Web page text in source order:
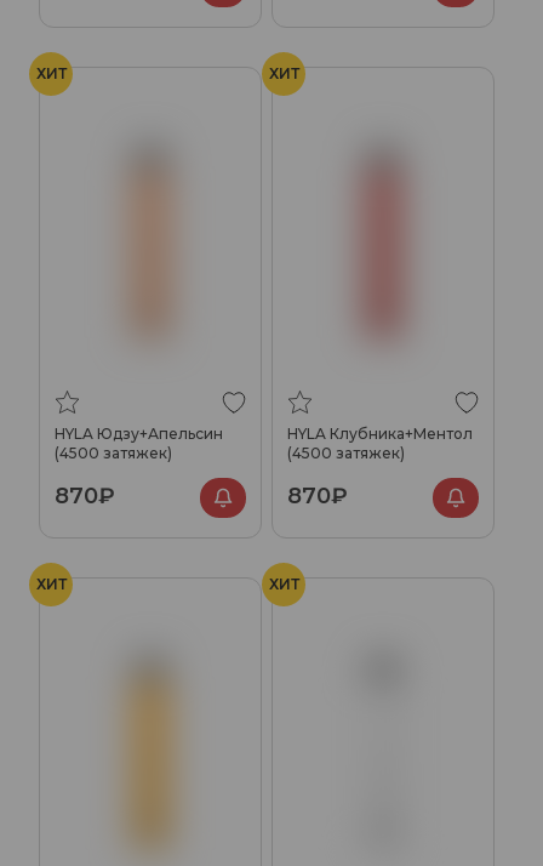
ХИТ
HYLA Юдзу+Апельсин
(4500 затяжек)
870₽
ХИТ
HYLA Клубника+Ментол
(4500 затяжек)
870₽
ХИТ ХИТ